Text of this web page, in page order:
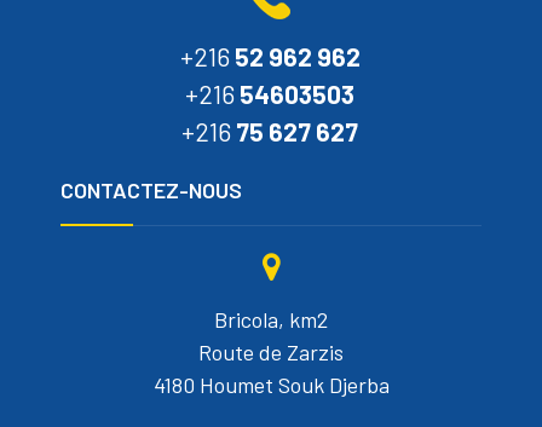
+216 52 962 962
+216 54603503
+216 75 627 627
CONTACTEZ-NOUS
Bricola, km2
Route de Zarzis
4180 Houmet Souk Djerba